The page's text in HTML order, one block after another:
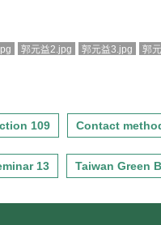
郭元益2.jpg 郭元益3.jpg 郭
109 Contact
13 Taiwan Green